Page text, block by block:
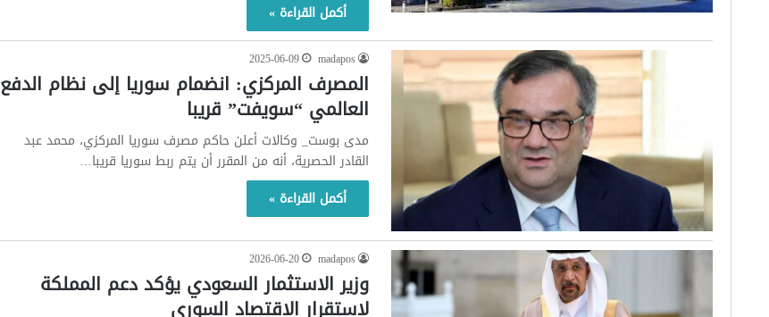
أكمل القراءة »
madapos
2025-06-09
المصرف المركزي: انضمام سوريا إلى نظام الدفع
العالمي “سويفت” قريبا
مدى بوست_ وكالات أعلن حاكم مصرف سوريا المركزي، محمد عبد
القادر الحصرية، أنه من المقرر أن يتم ربط سوريا قريبا…
أكمل القراءة »
madapos
2026-06-20
وزير الاستثمار السعودي يؤكد دعم المملكة
لاستقرار الاقتصاد السوري